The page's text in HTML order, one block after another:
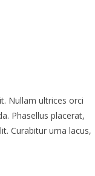
Nullam ultrices orci
Phasellus placerat,
Curabitur urna lacus,